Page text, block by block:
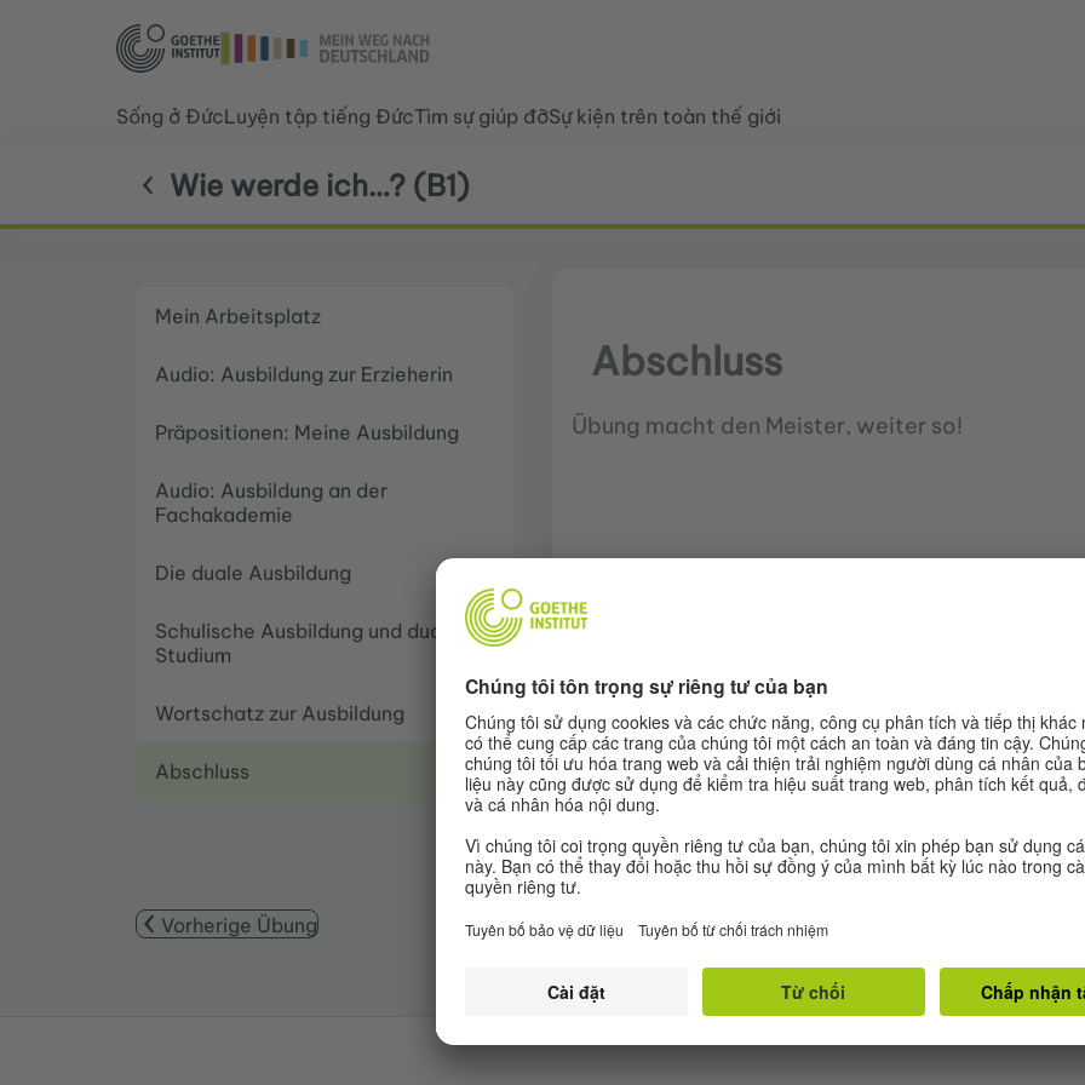
Sống ở ĐứcLuyện tập tiếng ĐứcTìm sự giúp đỡSự kiện trên toàn thế giới
Wie werde ich…? (B1)
Mein Arbeitsplatz
Audio: Ausbildung zur Erzieherin
Präpositionen: Meine Ausbildung
Audio: Ausbildung an der
Fachakademie
Die duale Ausbildung
Schulische Ausbildung und duales
Studium
Wortschatz zur Ausbildung
Abschluss
Abschluss
Übung macht den Meister, weiter so!
Vorherige Übung